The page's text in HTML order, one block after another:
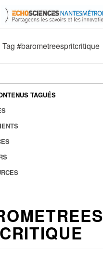
Tag #barometreespritcritique
TAGUÉS